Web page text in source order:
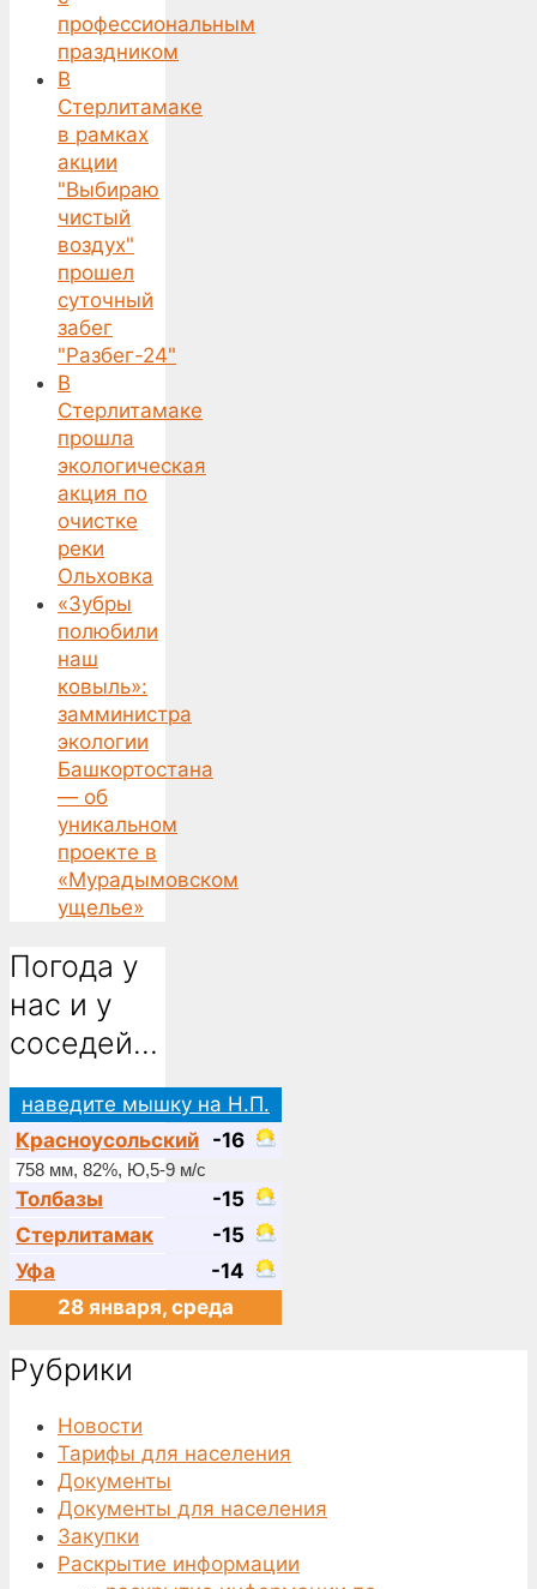
профессиональным
праздником
В
Стерлитамаке
в рамках
акции
"Выбираю
чистый
воздух"
прошел
суточный
забег
"Разбег-24"
В
Стерлитамаке
прошла
экологическая
акция по
очистке
реки
Ольховка
«Зубры
полюбили
наш
ковыль»:
замминистра
экологии
Башкортостана
— об
уникальном
проекте в
«Мурадымовском
ущелье»
Погода у
нас и у
соседей…
наведите мышку на Н.П.
Красноусольский -16
758 мм, 82%, Ю,5-9 м/с
Толбазы
-15
Стерлитамак
-15
Уфа
-14
28 января, среда
Рубрики
Новости
Тарифы для населения
Документы
Документы для населения
Закупки
Раскрытие информации